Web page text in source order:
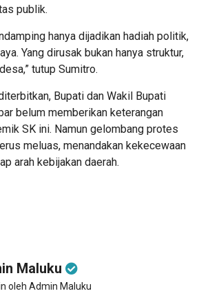
publik.
hanya dijadikan hadiah politik,
Yang dirusak bukan hanya struktur,
tutup Sumitro.
Bupati dan Wakil Bupati
belum memberikan keterangan
SK ini. Namun gelombang protes
meluas, menandakan kekecewaan
arah kebijakan daerah.
Maluku
oleh Admin Maluku